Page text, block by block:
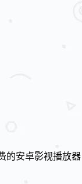
的安卓影视播放